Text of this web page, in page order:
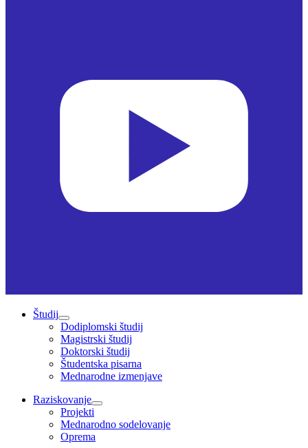
Študij
Dodiplomski študij
Magistrski študij
Doktorski študij
Študentska pisarna
Mednarodne izmenjave
Raziskovanje
Projekti
Mednarodno sodelovanje
Oprema